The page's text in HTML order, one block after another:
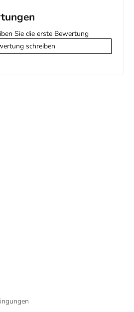
Sie die erste Bewertung
schreiben